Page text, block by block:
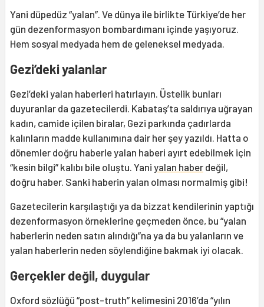
Yani düpedüz “yalan”. Ve dünya ile birlikte Türkiye’de her
gün dezenformasyon bombardımanı içinde yaşıyoruz.
Hem sosyal medyada hem de geleneksel medyada.
Gezi’deki yalanlar
Gezi’deki yalan haberleri hatırlayın. Üstelik bunları
duyuranlar da gazetecilerdi. Kabataş’ta saldırıya uğrayan
kadın, camide içilen biralar, Gezi parkında çadırlarda
kalınların madde kullanımına dair her şey yazıldı. Hatta o
dönemler doğru haberle yalan haberi ayırt edebilmek için
“kesin bilgi” kalıbı bile oluştu. Yani yalan haber değil,
doğru haber. Sanki haberin yalan olması normalmiş gibi!
Gazetecilerin karşılaştığı ya da bizzat kendilerinin yaptığı
dezenformasyon örneklerine geçmeden önce, bu “yalan
haberlerin neden satın alındığı”na ya da bu yalanların ve
yalan haberlerin neden söylendiğine bakmak iyi olacak.
Gerçekler değil, duygular
Oxford sözlüğü “post-truth” kelimesini 2016’da “yılın